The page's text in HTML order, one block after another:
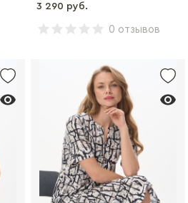
3 290 руб.
0 отзывов